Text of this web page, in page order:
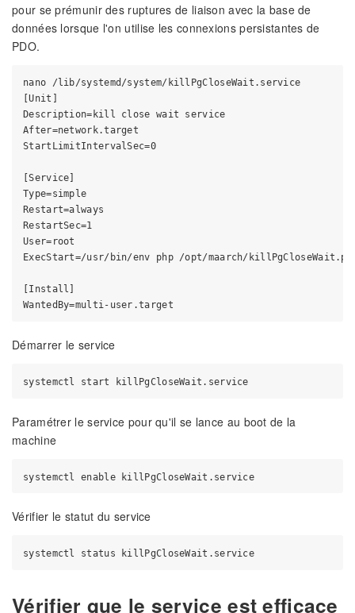
pour se prémunir des ruptures de liaison avec la base de
données lorsque l'on utilise les connexions persistantes de
PDO.
nano /lib/systemd/system/killPgCloseWait.service
[Unit]
Description=kill close wait service
After=network.target
StartLimitIntervalSec=0
[Service]
Type=simple
Restart=always
RestartSec=1
User=root
ExecStart=/usr/bin/env php /opt/maarch/
[Install]
Démarrer le service
Paramétrer le service pour qu'il se lance au boot de la
machine
Vérifier le statut du service
Vérifier que le service est efficace